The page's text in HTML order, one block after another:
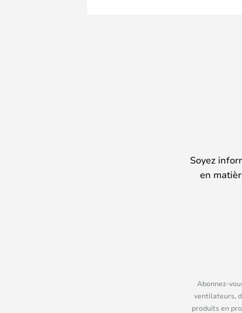
Soyez
en
Abonnez-
ventilateurs,
produits en